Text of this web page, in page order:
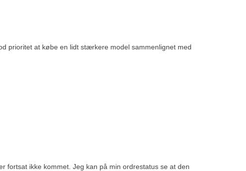
prioritet at købe en lidt stærkere model sammenlignet med
fortsat ikke kommet. Jeg kan på min ordrestatus se at den